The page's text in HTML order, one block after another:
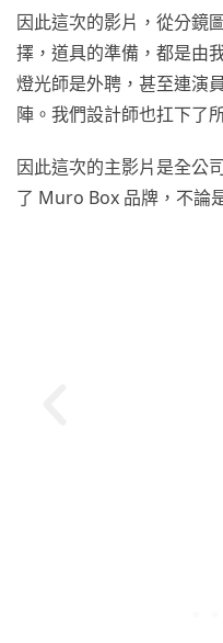
因此這次的影片，從分鏡
擇，道具的準備，都是由
燈光師是外聘，甚至連演
陣。我們設計師也扛下了
因此這次的主影片是全公
了 Muro Box 品牌，不論